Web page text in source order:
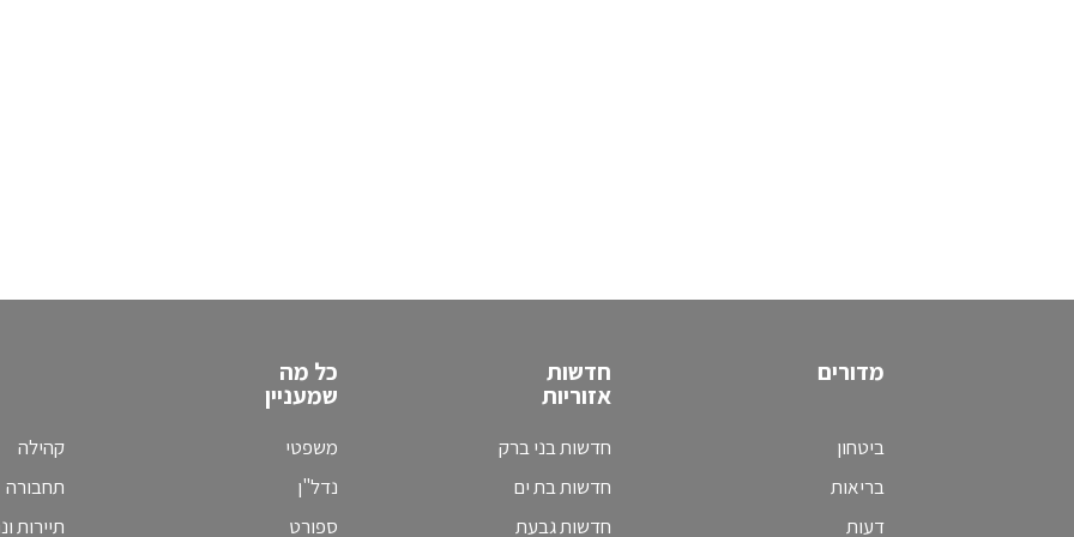
מדורים
ביטחון
בריאות
דעות
חדשות
אזוריות
חדשות בני ברק
חדשות בת ים
חדשות גבעת
כל מה
שמעניין
משפטי
נדל"ן
ספורט
קהילה
תחבורה
תיירות